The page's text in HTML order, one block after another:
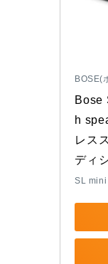
BOSE(
Bose
h
レス
ディ
SL mini